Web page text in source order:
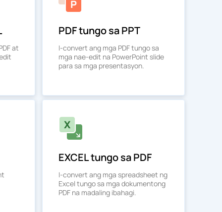
at
PDF tungo sa PPT
I-convert ang mga PDF tungo sa
mga nae-edit na PowerPoint slide
para sa mga presentasyon.
EXCEL tungo sa PDF
I-convert ang mga spreadsheet ng
Excel tungo sa mga dokumentong
PDF na madaling ibahagi.